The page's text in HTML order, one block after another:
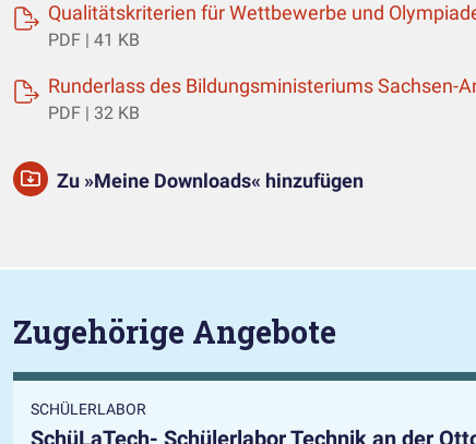
Qualitätskriterien für Wettbewerbe und
PDF | 41 KB
Runderlass des Bildungsministeriums Sachsen-
PDF | 32 KB
Zu »Meine Downloads« hinzufügen
Zugehörige Angebote
SCHÜLERLABOR